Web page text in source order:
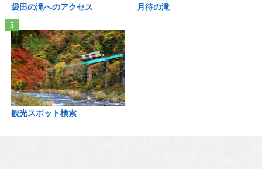
袋田の滝へのアクセス 月待の滝
観光スポット検索